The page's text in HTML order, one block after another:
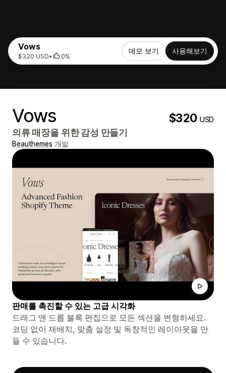
Vows
$320 USD• 0%
데모 보기 사용해보기
Vows $320USD
의류 매장을 위한 감성 만들기
Beauthemes 개발
판매를 촉진할 수 있는 고급 시각화
드래그 앤 드롭 블록 편집으로 모든 섹션을 변형하세요.
코딩 없이 재배치, 맞춤 설정 및 독창적인 레이아웃을 만
들 수 있습니다.